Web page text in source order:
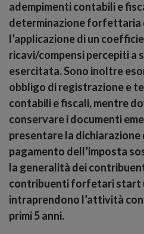
adempimenti contabili e
determinazione forfettaria
l’applicazione di un
ricavi/compensi percepiti a
esercitata. Sono inoltre
obbligo di registrazione e
contabili e fiscali, mentre
conservare i documenti
presentare la dichiarazione
pagamento dell’imposta
la generalità dei
contribuenti forfetari start
intraprendono l’attività
primi 5 anni.